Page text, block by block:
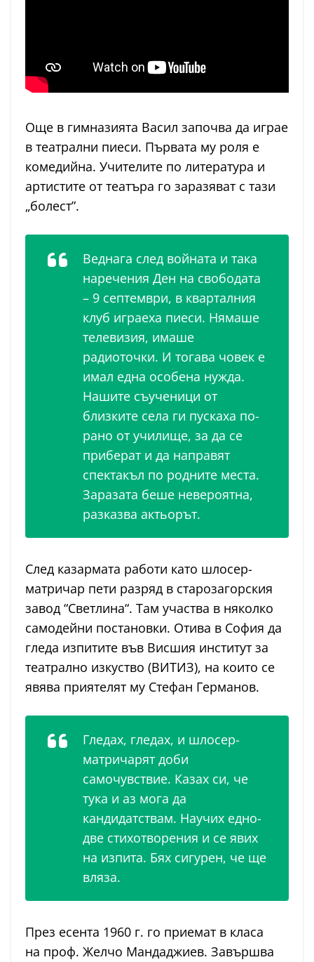
Още в гимназията Васил започва да играе
в театрални пиеси. Първата му роля е
комедийна. Учителите по литература и
артистите от театъра го заразяват с тази
„болест”.
Веднага след войната и така
наречения Ден на свободата
– 9 септември, в кварталния
клуб играеха пиеси. Нямаше
телевизия, имаше
радиоточки. И тогава човек е
имал една особена нужда.
Нашите съученици от
близките села ги пускаха по-
рано от училище, за да се
приберат и да направят
спектакъл по родните места.
Заразата беше невероятна,
разказва актьорът.
След казармата работи като шлосер-
матричар пети разряд в старозагорския
завод “Светлина“. Там участва в няколко
самодейни постановки. Отива в София да
гледа изпитите във Висшия институт за
театрално изкуство (ВИТИЗ), на които се
явява приятелят му Стефан Германов.
Гледах, гледах, и шлосер-
матричарят доби
самочувствие. Казах си, че
тука и аз мога да
кандидатствам. Научих едно-
две стихотворения и се явих
на изпита. Бях сигурен, че ще
вляза.
През есента 1960 г. го приемат в класа
на проф. Желчо Мандаджиев. Завършва